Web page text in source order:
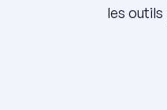
les outils